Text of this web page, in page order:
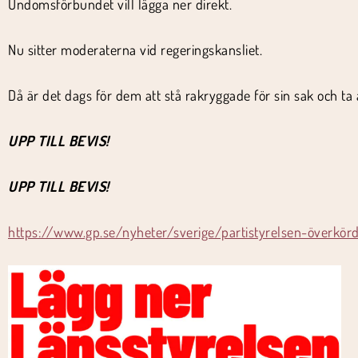
Undomsförbundet vill lägga ner direkt.
Nu sitter moderaterna vid regeringskansliet.
Då är det dags för dem att stå rakryggade för sin sak och ta
UPP TILL BEVIS!
UPP TILL BEVIS!
https://www.gp.se/nyheter/sverige/partistyrelsen-